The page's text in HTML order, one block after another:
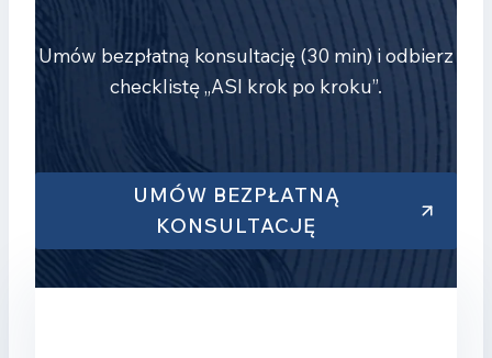
Umów bezpłatną konsultację (30 min) i odbierz
checklistę „ASI krok po kroku”.
UMÓW BEZPŁATNĄ
KONSULTACJĘ